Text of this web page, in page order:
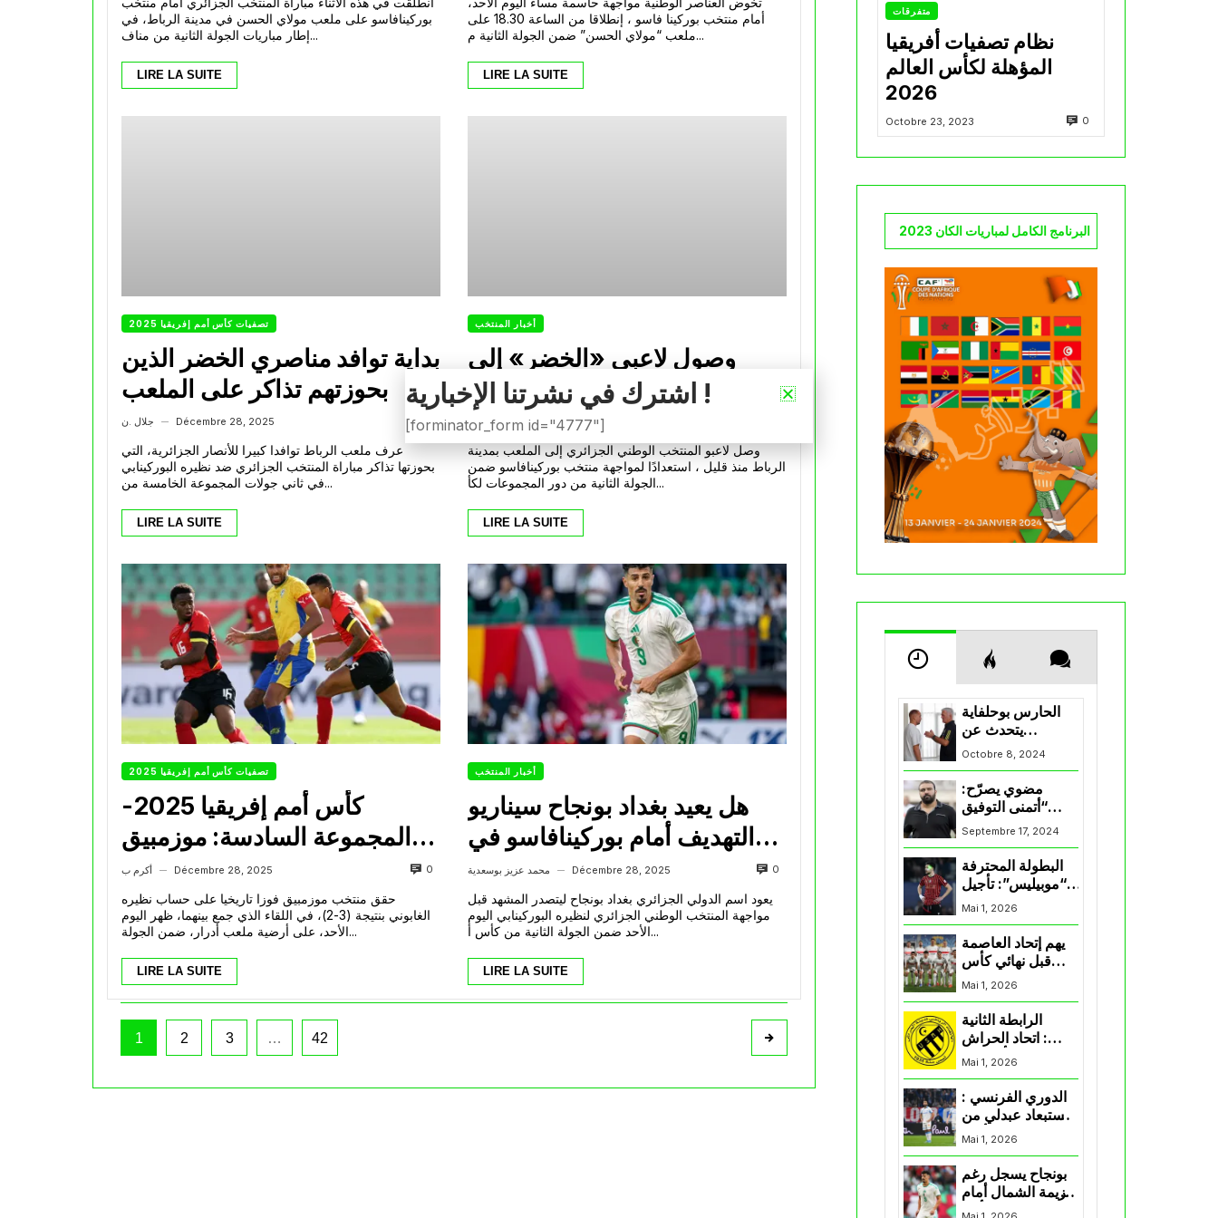
بوركينافاسو على ملعب مولاي الحسن في مدينة الرباط، في
إطار مباريات الجولة الثانية من مناف...
LIRE LA SUITE
أمام منتخب بوركينا فاسو ، إنطلاقا من الساعة 18.30 على
ملعب “مولاي الحسن” ضمن الجولة الثانية م...
LIRE LA SUITE
تصفيات كأس أمم إفريقيا 2025
بداية توافد مناصري الخضر الذين
بحوزتهم تذاكر على الملعب
جلال .ن — Décembre 28, 2025 0
عرف ملعب الرباط توافدا كبيرا للأنصار الجزائرية، التي
بحوزتها تذاكر مباراة المنتخب الجزائري ضد نظيره البوركينابي
في ثاني جولات المجموعة الخامسة من...
LIRE LA SUITE
أخبار المنتخب
وصول لاعبي «الخضر» إلى
الملعب قبل مواجهة بوركينافاسو
محمد عزيز بوسعدية — Décembre 28, 2025
وصل لاعبو المنتخب الوطني الجزائري إلى الملعب بمدينة
الرباط منذ قليل ، استعدادًا لمواجهة منتخب بوركينافاسو ضمن
الجولة الثانية من دور المجموعات لكأ...
LIRE LA SUITE
تصفيات كأس أمم إفريقيا 2025
كأس أمم إفريقيا 2025-
المجموعة السادسة: موزمبيق
تصعق الغابون بثلاثية تاريخية
وتضعه على حافة الإقصاء
أكرم ب — Décembre 28, 2025 0
حقق منتخب موزمبيق فوزا تاريخيا على حساب نظيره
الغابوني بنتيجة (3-2)، في اللقاء الذي جمع بينهما، ظهر اليوم
الأحد، على أرضية ملعب أدرار، ضمن الجولة...
LIRE LA SUITE
أخبار المنتخب
هل يعيد بغداد بونجاح سيناريو
التهديف أمام بوركينافاسو في
مواجهة اليوم؟
محمد عزيز بوسعدية — Décembre 28, 2025 0
يعود اسم الدولي الجزائري بغداد بونجاح ليتصدر المشهد قبل
مواجهة المنتخب الوطني الجزائري لنظيره البوركينابي اليوم
الأحد ضمن الجولة الثانية من كأس أ...
LIRE LA SUITE
1 2 3 … 42
متفرقات
نظام تصفيات أفريقيا
المؤهلة لكأس العالم
2026
Octobre 23, 2023 0
البرنامج الكامل لمباريات الكان 2023
الحارس بوحلفاية
يتحدث عن
طموحاته مع
المنتخب و شباب
قسنطينة
Octobre 8, 2024
مضوي يصرّح:
“أتمنى التوفيق
لممثلي الكرة
الجزائرية في
Septembre 17, 2024
البطولة المحترفة
“موبيليس”: تأجيل
مباراة إتحاد
العاصمة وأتلتيك
بارادو
Mai 1, 2026
يهم إتحاد العاصمة
قبل نهائي كأس
اكاف : الزمالك
يسقط بثلاثية أمام
Mai 1, 2026
الرابطة الثانية
: اتحاد الحراش
يحسم التأهل إلى
“البلاي أوف”
Mai 1, 2026
الدوري الفرنسي :
استبعاد عبدلي من
قائمة مرسيليا أمام
Mai 1, 2026
بونجاح يسجل رغم
هزيمة الشمال أمام
السد في كأس
اشترك في نشرتنا الإخبارية !
[forminator_form id="4777"]